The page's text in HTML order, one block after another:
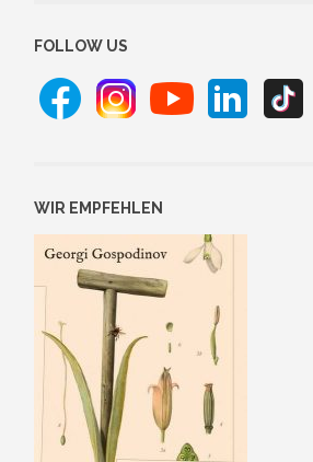
FOLLOW US
WIR EMPFEHLEN